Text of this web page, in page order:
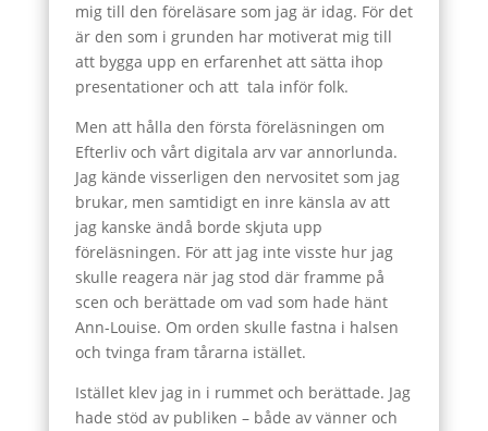
mig till den föreläsare som jag är idag. För det
är den som i grunden har motiverat mig till
att bygga upp en erfarenhet att sätta ihop
presentationer och att tala inför folk.
Men att hålla den första föreläsningen om
Efterliv och vårt digitala arv var annorlunda.
Jag kände visserligen den nervositet som jag
brukar, men samtidigt en inre känsla av att
jag kanske ändå borde skjuta upp
föreläsningen. För att jag inte visste hur jag
skulle reagera när jag stod där framme på
scen och berättade om vad som hade hänt
Ann-Louise. Om orden skulle fastna i halsen
och tvinga fram tårarna istället.
Istället klev jag in i rummet och berättade. Jag
hade stöd av publiken – både av vänner och